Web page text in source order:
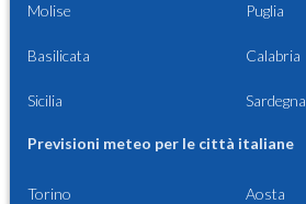
Molise Puglia
Basilicata Calabria
Sicilia Sardegna
Previsioni meteo per le città italiane
Torino Aosta